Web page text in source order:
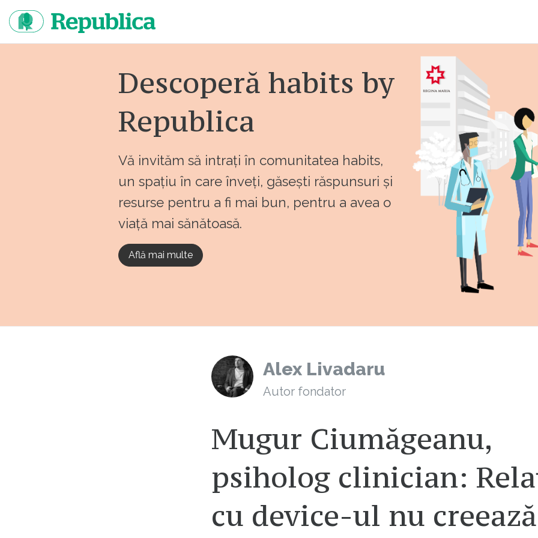
continut
Descoperă habits by
Republica
Vă invităm să intrați în comunitatea habits,
un spațiu în care înveți, găsești răspunsuri și
resurse pentru a fi mai bun, pentru a avea o
viață mai sănătoasă.
Află mai multe
Alex Livadaru
Autor fondator
Mugur Ciumăgeanu,
psiholog clinician:
cu device-ul nu creează